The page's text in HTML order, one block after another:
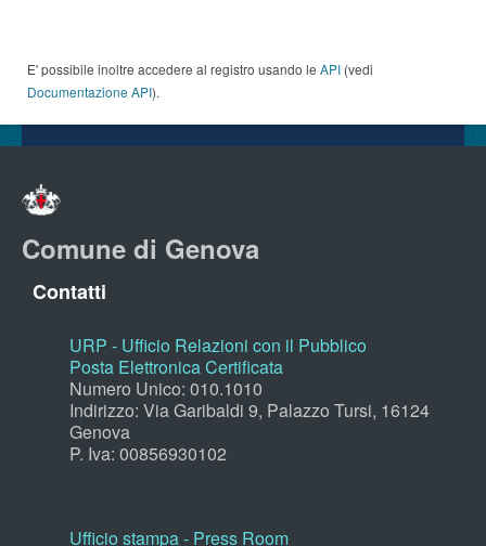
E' possibile inoltre accedere al registro usando le API (vedi
Documentazione API).
Comune di Genova
Contatti
URP - Ufficio Relazioni con il Pubblico
Posta Elettronica Certificata
Numero Unico: 010.1010
Indirizzo: Via Garibaldi 9, Palazzo Tursi, 16124
Genova
P. Iva: 00856930102
Ufficio stampa - Press Room